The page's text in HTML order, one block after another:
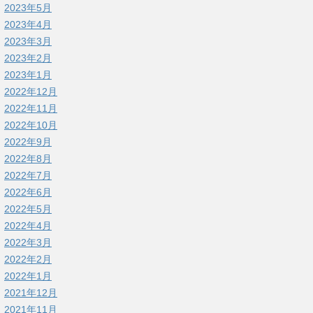
2023年5月
2023年4月
2023年3月
2023年2月
2023年1月
2022年12月
2022年11月
2022年10月
2022年9月
2022年8月
2022年7月
2022年6月
2022年5月
2022年4月
2022年3月
2022年2月
2022年1月
2021年12月
2021年11月